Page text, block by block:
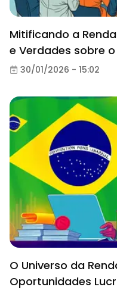
Mitificando a
e Verdades sobre
30/01/2026 - 15:02
O Universo da
Oportunidades